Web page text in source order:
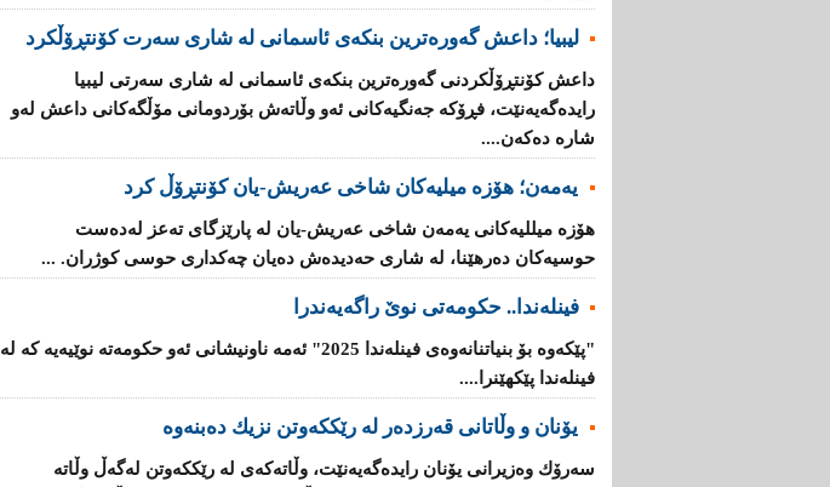
لیبیا؛ داعش گەورەترین بنكەی ئاسمانی لە شاری سەرت کۆنتڕۆڵکرد
داعش كۆنتڕۆڵکردنی گەورەترین بنكەی ئاسمانی لە شاری سەرتی لیبیا
رایدەگەیەنێت، فڕۆكە جەنگیەكانی ئەو وڵاتەش بۆردومانی مۆڵگەكانی داعش لەو
شارە دەكەن....
یەمەن؛ هۆزە میلیەكان شاخی عەریش-یان كۆنتڕۆڵ كرد
هۆزە میللیەكانی یەمەن شاخی عەریش-یان لە پارێزگای تەعز لەدەست
حوسیەكان دەرهێنا، لە شاری حەدیدەش دەیان چەكداری حوسی كوژران. ...
فینلەندا.. حكومەتی نوێ راگەیەندرا
"پێكەوە بۆ بنیاتنانەوەی فینلەندا 2025" ئەمە ناونیشانی ئەو حكومەتە نوێیەیە كە لە
فینلەندا پێكهێنرا....
یۆنان‌ و وڵاتانی‌ قه‌رزده‌ر له‌ رێککەوتن نزیك ده‌بنه‌وه‌
سه‌رۆك وه‌زیرانی‌ یۆنان رایده‌گه‌یه‌نێت، وڵاته‌كه‌ی‌ له‌ رێکكه‌وتن له‌گه‌ڵ وڵاته‌